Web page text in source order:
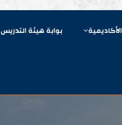
بوابة هيئة التدريس